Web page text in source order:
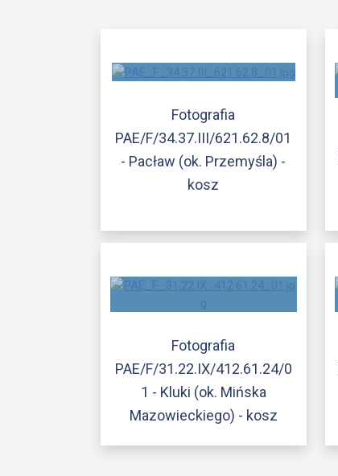
Fotografia
PAE/F/34.37.III/621.62.8/01
- Pacław (ok. Przemyśla) -
kosz
Fotografia
PAE/F/31.22.IX/412.61.24/0
1 - Kluki (ok. Mińska
Mazowieckiego) - kosz